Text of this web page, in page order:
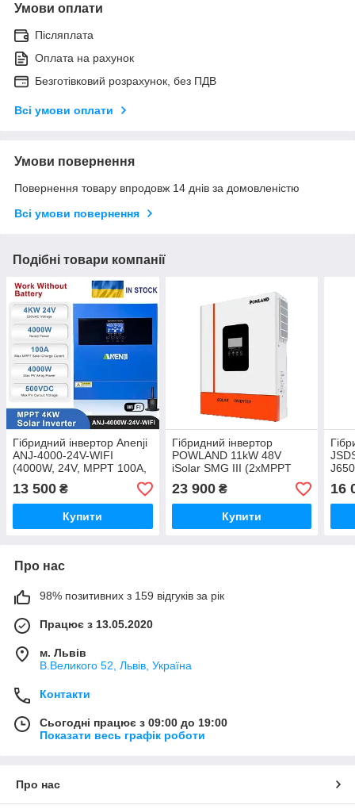
Умови оплати
Післяплата
Оплата на рахунок
Безготівковий розрахунок, без ПДВ
Всі умови оплати
Умови повернення
Повернення товару впродовж 14 днів за домовленістю
Всі умови повернення
Подібні товари компанії
Гібридний інвертор Anenji
ANJ-4000-24V-WIFI
(4000W, 24V, MPPT 100A,
чиста синусоїда)
13 500 ₴
Купити
Гібридний інвертор
POWLAND 11kW 48V
iSolar SMG III (2хMPPT
160A, паралель, WiFi)
23 900₴
Купити
16
Про нас
98% позитивних з 159 відгуків за рік
Працює з 13.05.2020
м. Львів
В.Великого 52, Львів, Україна
Контакти
Сьогодні працює з 09:00 до 19:00
Показати весь графік роботи
Про нас